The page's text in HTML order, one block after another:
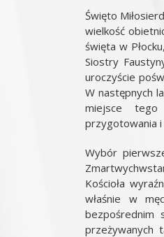
Święto
wielkość
święta w
Siostry
uroczyście
W następnych
miejsce tego
przygotowania i
Wybór
Kościoła
właśnie w
przeżywanych